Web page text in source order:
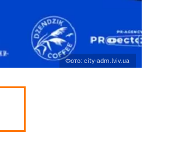
Фото: city-adm.lviv.ua